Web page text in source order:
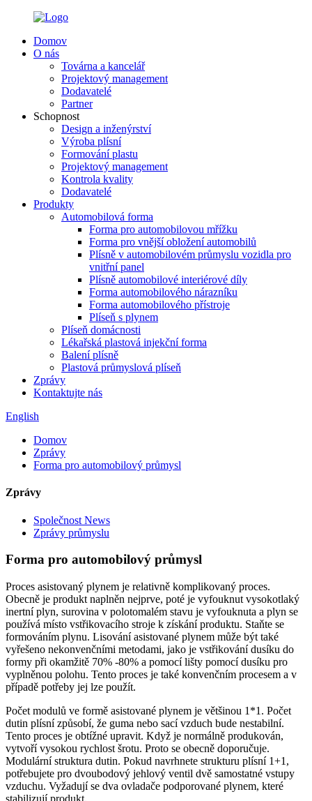
Domov
O nás
Továrna a kancelář
Projektový management
Dodavatelé
Partner
Schopnost
Design a inženýrství
Výroba plísní
Formování plastu
Projektový management
Kontrola kvality
Dodavatelé
Produkty
Automobilová forma
Forma pro automobilovou mřížku
Forma pro vnější obložení automobilů
Plísně v automobilovém průmyslu vozidla pro
vnitřní panel
Plísně automobilové interiérové ​​díly
Forma automobilového nárazníku
Forma automobilového přístroje
Plíseň s plynem
Plíseň domácnosti
Lékařská plastová injekční forma
Balení plísně
Plastová průmyslová plíseň
Zprávy
Kontaktujte nás
English
Domov
Zprávy
Forma pro automobilový průmysl
Zprávy
Společnost News
Zprávy průmyslu
Forma pro automobilový průmysl
Proces asistovaný plynem je relativně komplikovaný proces.
Obecně je produkt naplněn nejprve, poté je vyfouknut vysokotlaký
inertní plyn, surovina v polotomalém stavu je vyfouknuta a plyn se
používá místo vstřikovacího stroje k získání produktu. Staňte se
formováním plynu. Lisování asistované plynem může být také
vyřešeno nekonvenčními metodami, jako je vstřikování dusíku do
formy při okamžitě 70% -80% a pomocí lišty pomocí dusíku pro
vyplněnou polohu. Tento proces je také konvenčním procesem a v
případě potřeby jej lze použít.
Počet modulů ve formě asistované plynem je většinou 1*1. Počet
dutin plísní způsobí, že guma nebo sací vzduch bude nestabilní.
Tento proces je obtížné upravit. Když je normálně produkován,
vytvoří vysokou rychlost šrotu. Proto se obecně doporučuje.
Modulární struktura dutin. Pokud navrhnete strukturu plísní 1+1,
potřebujete pro dvoubodový jehlový ventil dvě samostatné vstupy
vzduchu. Vyžadují se dva ovladače podporované plynem, které
stabilizují produkt.